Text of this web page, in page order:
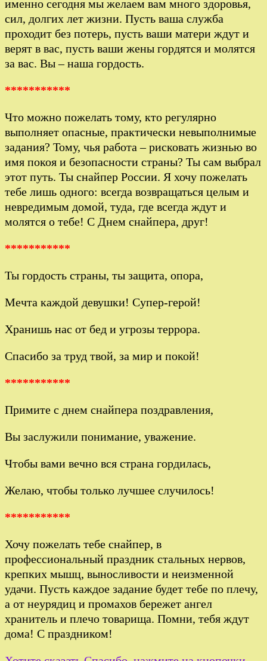
именно сегодня мы желаем вам много здоровья,
сил, долгих лет жизни. Пусть ваша служба
проходит без потерь, пусть ваши матери ждут и
верят в вас, пусть ваши жены гордятся и молятся
за вас. Вы – наша гордость.
***********
Что можно пожелать тому, кто регулярно
выполняет опасные, практически невыполнимые
задания? Тому, чья работа – рисковать жизнью во
имя покоя и безопасности страны? Ты сам выбрал
этот путь. Ты снайпер России. Я хочу пожелать
тебе лишь одного: всегда возвращаться целым и
невредимым домой, туда, где всегда ждут и
молятся о тебе! С Днем снайпера, друг!
***********
Ты гордость страны, ты защита, опора,
Мечта каждой девушки! Супер-герой!
Хранишь нас от бед и угрозы террора.
Спасибо за труд твой, за мир и покой!
***********
Примите с днем снайпера поздравления,
Вы заслужили понимание, уважение.
Чтобы вами вечно вся страна гордилась,
Желаю, чтобы только лучшее случилось!
***********
Хочу пожелать тебе снайпер, в
профессиональный праздник стальных нервов,
крепких мышц, выносливости и неизменной
удачи. Пусть каждое задание будет тебе по плечу,
а от неурядиц и промахов бережет ангел
хранитель и плечо товарища. Помни, тебя ждут
дома! С праздником!